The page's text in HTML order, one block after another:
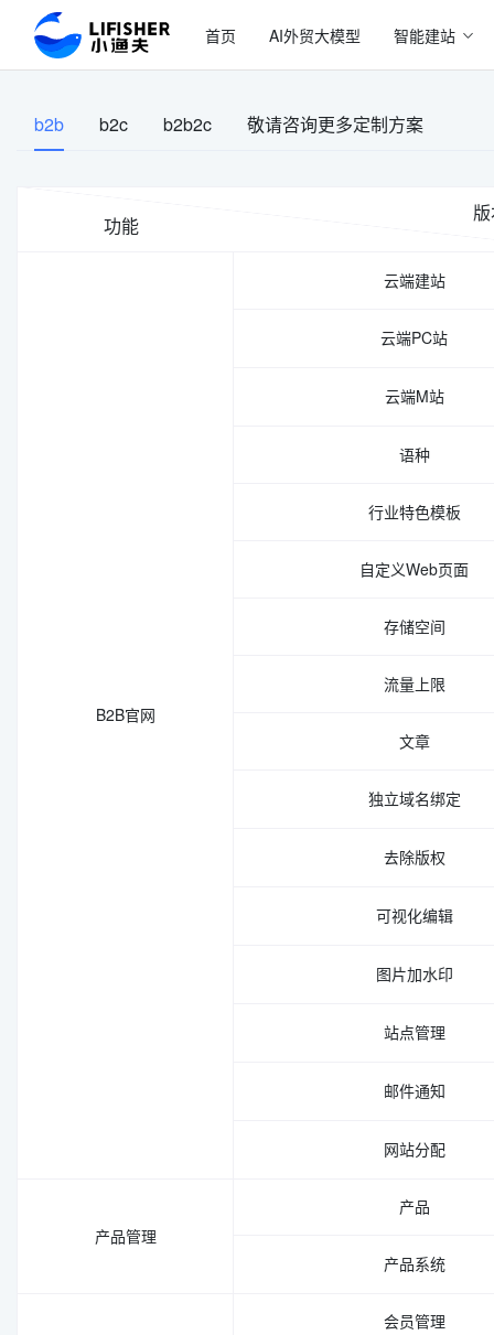
首页 AI外贸大模型 智能建站
b2b b2c b2b2c 敬请咨询更多定制方案
功能
B2B官网
云端建站
云端PC站
云端M站
语种
行业特色模板
自定义Web页面
存储空间
流量上限
文章
独立域名绑定
去除版权
可视化编辑
图片加水印
站点管理
邮件通知
网站分配
产品管理
产品
产品系统
会员管理